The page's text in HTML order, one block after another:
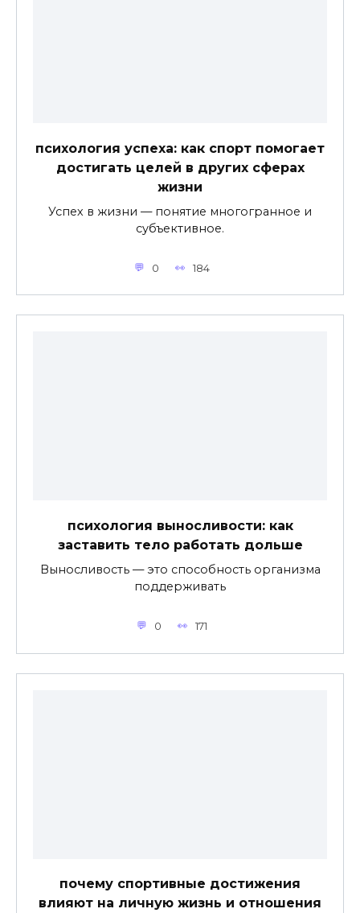
психология успеха: как спорт помогает
достигать целей в других сферах
жизни
Успех в жизни — понятие многогранное и
субъективное.
0 184
психология выносливости: как
заставить тело работать дольше
Выносливость — это способность организма
поддерживать
0 171
почему спортивные достижения
влияют на личную жизнь и отношения